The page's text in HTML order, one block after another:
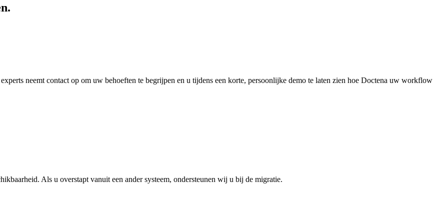
neemt contact op om uw behoeften te begrijpen en u tijdens een korte, persoonlijke demo te laten zien hoe Doctena uw workflow
Als u overstapt vanuit een ander systeem, ondersteunen wij u bij de migratie.